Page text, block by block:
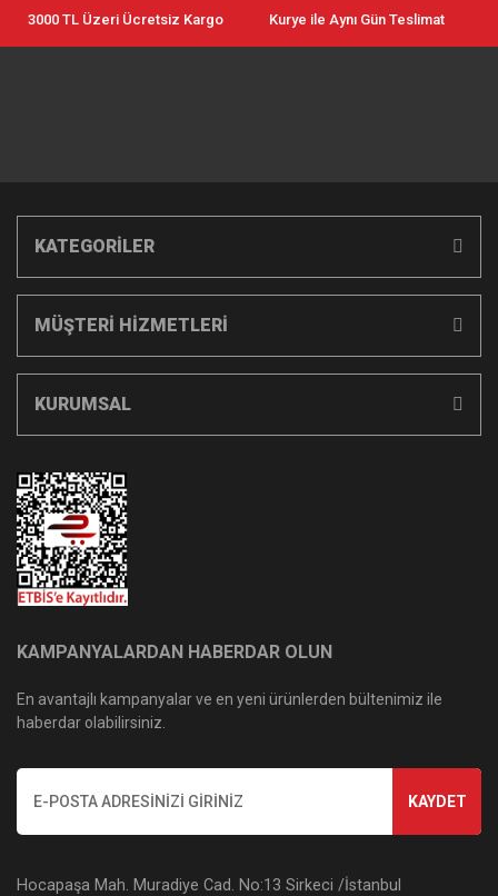
3000 TL Üzeri Ücretsiz Kargo Kurye ile Aynı Gün Teslimat
KATEGORİLER
MÜŞTERİ HİZMETLERİ
KURUMSAL
KAMPANYALARDAN HABERDAR OLUN
En avantajlı kampanyalar ve en yeni ürünlerden bültenimiz ile
haberdar olabilirsiniz.
KAYDET
Hocapaşa Mah. Muradiye Cad. No:13 Sirkeci /İstanbul